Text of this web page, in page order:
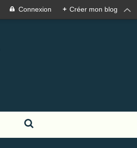
Connexion + Créer mon blog